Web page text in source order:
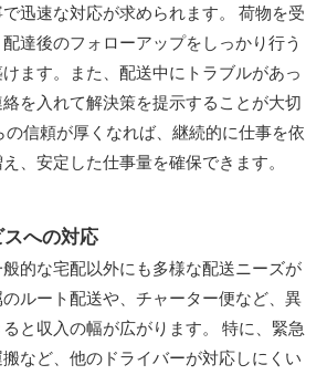
迅速な対応が求められます。 荷物を受
達後のフォローアップをしっかり行う
ます。また、配送中にトラブルがあっ
を入れて解決策を提示することが大切
の信頼が厚くなれば、継続的に仕事を依
、安定した仕事量を確保できます。
への対応
的な宅配以外にも多様な配送ニーズが
ルート配送や、チャーター便など、異
と収入の幅が広がります。 特に、緊急
など、他のドライバーが対応しにくい